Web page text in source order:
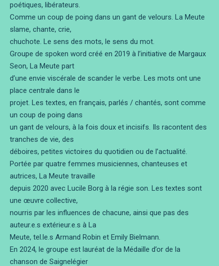
poétiques, libérateurs.
Comme un coup de poing dans un gant de velours. La Meute
slame, chante, crie,
chuchote. Le sens des mots, le sens du mot.
Groupe de spoken word créé en 2019 à l’initiative de Margaux
Seon, La Meute part
d’une envie viscérale de scander le verbe. Les mots ont une
place centrale dans le
projet. Les textes, en français, parlés / chantés, sont comme
un coup de poing dans
un gant de velours, à la fois doux et incisifs. Ils racontent des
tranches de vie, des
déboires, petites victoires du quotidien ou de l’actualité.
Portée par quatre femmes musiciennes, chanteuses et
autrices, La Meute travaille
depuis 2020 avec Lucile Borg à la régie son. Les textes sont
une œuvre collective,
nourris par les influences de chacune, ainsi que pas des
auteur.e.s extérieur.e.s à La
Meute, tel.le.s Armand Robin et Emily Bielmann.
En 2024, le groupe est lauréat de la Médaille d’or de la
chanson de Saignelégier